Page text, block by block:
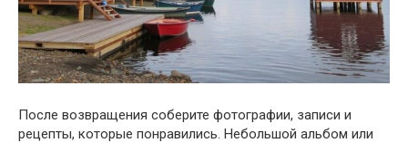
После возвращения соберите фотографии, записи и
рецепты, которые понравились. Небольшой альбом или